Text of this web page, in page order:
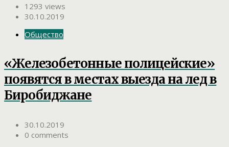
1293 views
30.10.2019
Общество
«Железобетонные полицейские»
появятся в местах выезда на лед в
Биробиджане
30.10.2019
0 comments